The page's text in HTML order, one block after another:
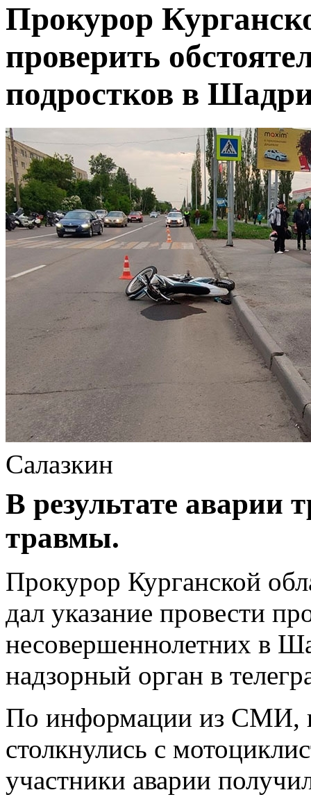
Прокурор
проверить
подростков в
Салазкин
В результате аварии
травмы.
Прокурор Курганской
дал указание провести
несовершеннолетних в
надзорный орган в
По информации из СМИ,
столкнулись с
участники аварии